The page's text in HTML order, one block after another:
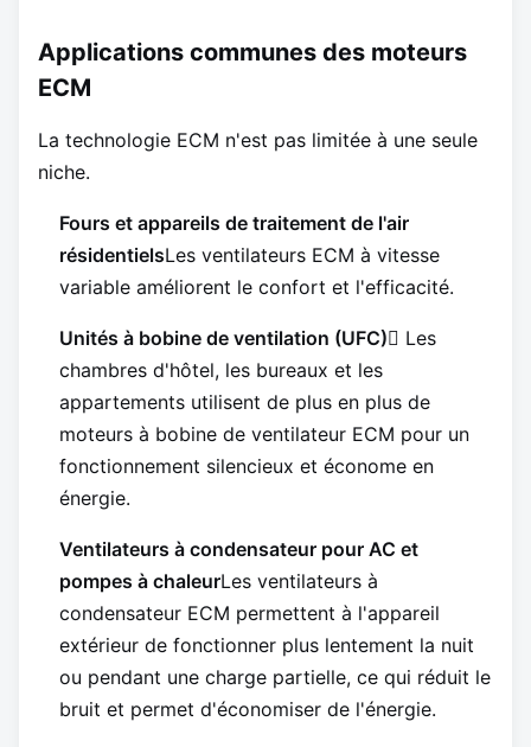
Applications communes des moteurs
ECM
La technologie ECM n'est pas limitée à une seule
niche.
Fours et appareils de traitement de l'air
résidentielsLes ventilateurs ECM à vitesse
variable améliorent le confort et l'efficacité.
Unités à bobine de ventilation (UFC) Les
chambres d'hôtel, les bureaux et les
appartements utilisent de plus en plus de
moteurs à bobine de ventilateur ECM pour un
fonctionnement silencieux et économe en
énergie.
Ventilateurs à condensateur pour AC et
pompes à chaleurLes ventilateurs à
condensateur ECM permettent à l'appareil
extérieur de fonctionner plus lentement la nuit
ou pendant une charge partielle, ce qui réduit le
bruit et permet d'économiser de l'énergie.